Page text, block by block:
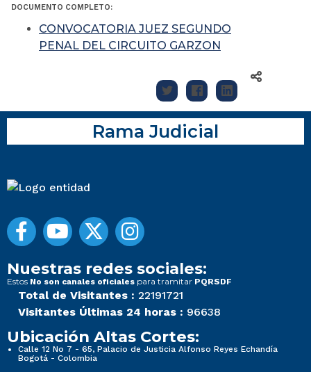
DOCUMENTO COMPLETO:
CONVOCATORIA JUEZ SEGUNDO
PENAL DEL CIRCUITO GARZON
Rama Judicial
Nuestras redes sociales:
Estos No son canales oficiales para tramitar PQRSDF
Total de Visitantes : 22191721
Visitantes Últimas 24 horas : 96638
Ubicación Altas Cortes:
Calle 12 No 7 - 65, Palacio de Justicia Alfonso Reyes Echandía
Bogotá - Colombia